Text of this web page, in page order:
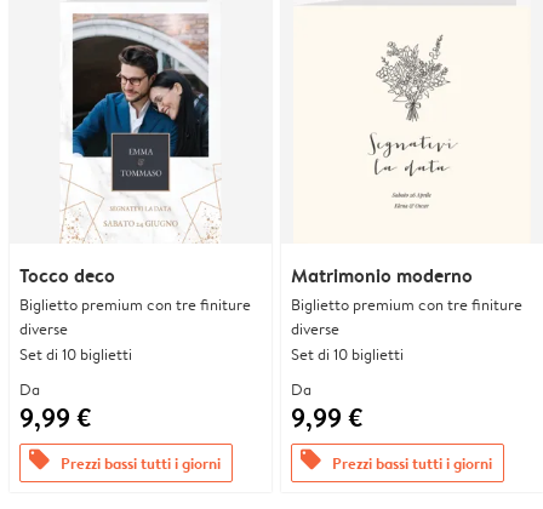
Tocco deco
Biglietto premium con tre finiture
diverse
Set di 10 biglietti
Da
9,99 €
offers Prezzi bassi tutti i giorni
Matrimonio moderno
Biglietto premium con tre finiture
diverse
Set di 10 biglietti
Da
9,99 €
offers Prezzi bassi tutti i giorni